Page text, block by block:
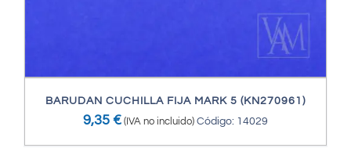
BARUDAN CUCHILLA FIJA MARK 5 (KN270961)
9,35 € (IVA no incluido) Código: 14029